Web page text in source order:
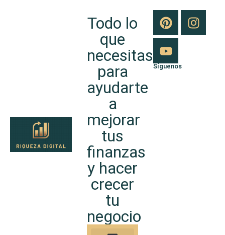
Todo lo
que
necesitas
para
ayudarte
a
mejorar
tus
finanzas
y hacer
crecer
tu
negocio
Síguenos